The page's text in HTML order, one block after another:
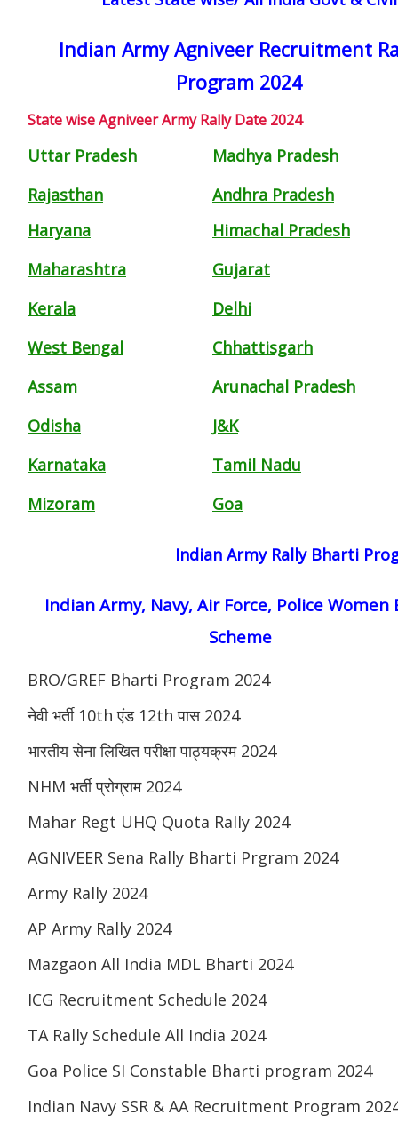
Indian Army Agniveer Recruitment
Program 2024
State wise Agniveer Army Rally Date 2024
Uttar Pradesh
Madhya Pradesh
Rajasthan
Andhra Pradesh
Haryana
Himachal Pradesh
Maharashtra
Gujarat
Kerala
Delhi
West Bengal
Chhattisgarh
Assam
Arunachal Pradesh
Odisha
J&K
Karnataka
Tamil Nadu
Mizoram
Goa
Indian Army Rally Bharti
Indian Army, Navy, Air Force, Police Women
Scheme
BRO/GREF Bharti Program 2024
नेवी भर्ती 10th एंड 12th पास 2024
भारतीय सेना लिखित परीक्षा पाठ्यक्रम 2024
NHM भर्ती प्रोग्राम 2024
Mahar Regt UHQ Quota Rally 2024
AGNIVEER Sena Rally Bharti Prgram 2024
Army Rally 2024
AP Army Rally 2024
Mazgaon All India MDL Bharti 2024
ICG Recruitment Schedule 2024
TA Rally Schedule All India 2024
Goa Police SI Constable Bharti program 2024
Indian Navy SSR & AA Recruitment Program